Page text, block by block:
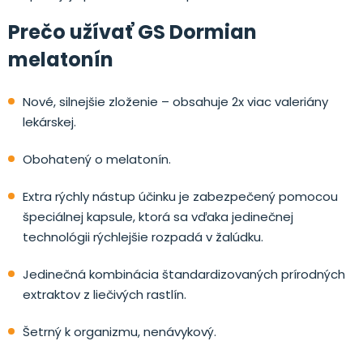
Prečo užívať GS Dormian
melatonín
Nové, silnejšie zloženie – obsahuje 2x viac valeriány
lekárskej.
Obohatený o melatonín.
Extra rýchly nástup účinku je zabezpečený pomocou
špeciálnej kapsule, ktorá sa vďaka jedinečnej
technológii rýchlejšie rozpadá v žalúdku.
Jedinečná kombinácia štandardizovaných prírodných
extraktov z liečivých rastlín.
Šetrný k organizmu, nenávykový.